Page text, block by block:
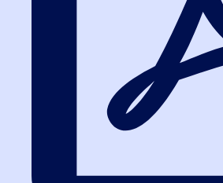
Методическое пособие по 44-ФЗ